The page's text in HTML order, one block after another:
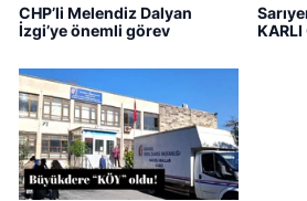
CHP’li Melendiz Dalyan
İzgi’ye önemli görev
KARLI